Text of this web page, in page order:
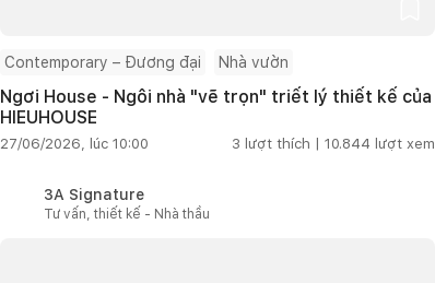
Contemporary – Đương đại Nhà vườn
Ngơi House - Ngôi nhà "vẽ trọn" triết lý thiết kế của
HIEUHOUSE
27/06/2026, lúc 10:00 3 lượt thích | 10.844 lượt xem
3A Signature
Tư vấn, thiết kế - Nhà thầu